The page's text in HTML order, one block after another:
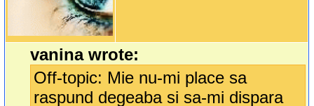
vanina wrote:
Off-topic: Mie nu-mi place sa
raspund degeaba si sa-mi dispara